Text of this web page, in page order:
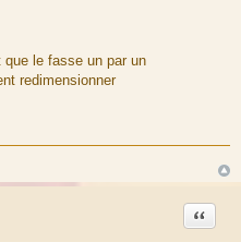
le fasse un par un
redimensionner
Citation